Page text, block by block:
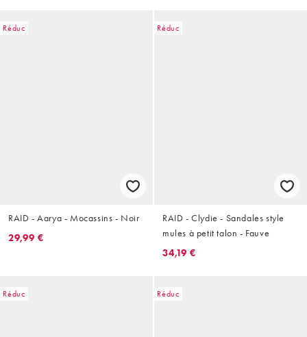
Réduc
RAID - Aarya - Mocassins - Noir
29,99 €
Réduc
RAID - Clydie - Sandales style
mules à petit talon - Fauve
34,19 €
Réduc Réduc